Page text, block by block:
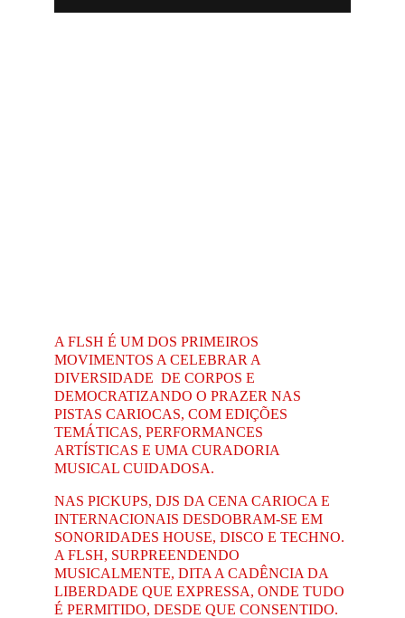
A FLSH É UM DOS PRIMEIROS
MOVIMENTOS A CELEBRAR A
DIVERSIDADE  DE CORPOS E
DEMOCRATIZANDO O PRAZER NAS
PISTAS CARIOCAS, COM EDIÇÕES
TEMÁTICAS, PERFORMANCES
ARTÍSTICAS E UMA CURADORIA
MUSICAL CUIDADOSA.
NAS PICKUPS, DJS DA CENA CARIOCA E
INTERNACIONAIS DESDOBRAM-SE EM
SONORIDADES HOUSE, DISCO E TECHNO.
A FLSH, SURPREENDENDO
MUSICALMENTE, DITA A CADÊNCIA DA
LIBERDADE QUE EXPRESSA, ONDE TUDO
É PERMITIDO, DESDE QUE CONSENTIDO.